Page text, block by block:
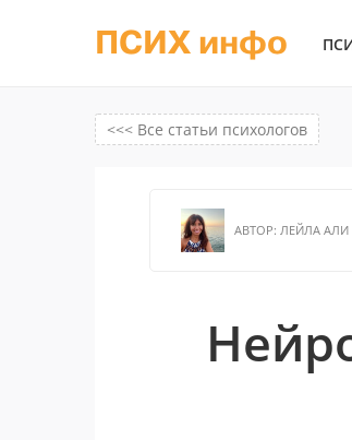
ПСИХ инфо
<<< Все статьи психологов
АВТОР: ЛЕЙЛА АЛИ